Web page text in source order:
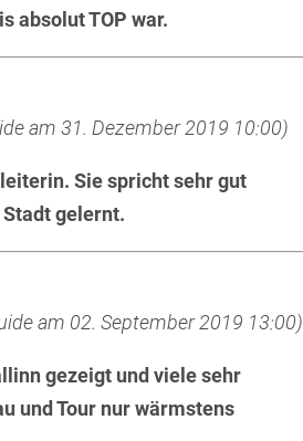
absolut TOP war.
am 31. Dezember 2019 10:00)
Sie spricht sehr gut
gelernt.
am 02. September 2019 13:00)
gezeigt und viele sehr
und Tour nur wärmstens